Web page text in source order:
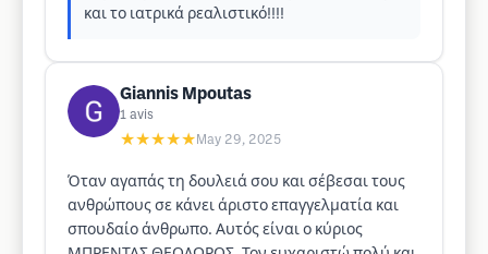
και το ιατρικά ρεαλιστικό!!!!
Giannis Mpoutas
1 avis
★★★★★ May 29, 2025
Όταν αγαπάς τη δουλειά σου και σέβεσαι τους
ανθρώπους σε κάνει άριστο επαγγελματία και
σπουδαίο άνθρωπο. Αυτός είναι ο κύριος